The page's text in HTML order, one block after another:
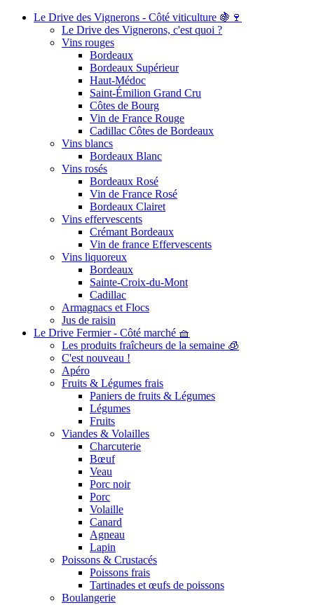
Le Drive des Vignerons - Côté viticulture 🍇🍷
Le Drive des Vignerons, c'est quoi ?
Vins rouges
Bordeaux
Bordeaux Supérieur
Haut-Médoc
Saint-Émilion Grand Cru
Côtes de Bourg
Vin de France Rouge
Cadillac Côtes de Bordeaux
Vins blancs
Bordeaux Blanc
Vins rosés
Bordeaux Rosé
Vin de France Rosé
Bordeaux Clairet
Vins effervescents
Crémant Bordeaux
Vin de france Effervescents
Vins liquoreux
Bordeaux
Sainte-Croix-du-Mont
Cadillac
Armagnacs et Flocs
Jus de raisin
Le Drive Fermier - Côté marché 🧺
Les produits fraîcheurs de la semaine 🧊
C'est nouveau !
Apéro
Fruits & Légumes frais
Paniers de fruits & Légumes
Légumes
Fruits
Viandes & Volailles
Charcuterie
Bœuf
Veau
Porc noir
Porc
Volaille
Canard
Agneau
Lapin
Poissons & Crustacés
Poissons frais
Tartinades et œufs de poissons
Boulangerie